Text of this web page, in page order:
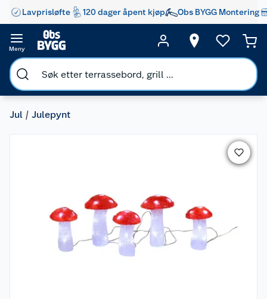
Lavprisløfte 120 dager åpent kjøp Obs BYGG Montering
Meny
Jul Julepynt